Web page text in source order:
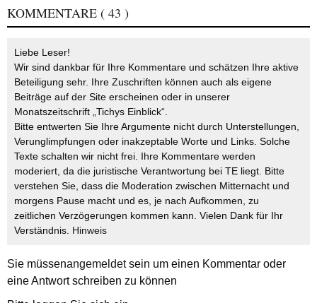
KOMMENTARE ( 43 )
Liebe Leser!
Wir sind dankbar für Ihre Kommentare und schätzen Ihre aktive
Beteiligung sehr. Ihre Zuschriften können auch als eigene
Beiträge auf der Site erscheinen oder in unserer
Monatszeitschrift „Tichys Einblick“.
Bitte entwerten Sie Ihre Argumente nicht durch Unterstellungen,
Verunglimpfungen oder inakzeptable Worte und Links. Solche
Texte schalten wir nicht frei. Ihre Kommentare werden
moderiert, da die juristische Verantwortung bei TE liegt. Bitte
verstehen Sie, dass die Moderation zwischen Mitternacht und
morgens Pause macht und es, je nach Aufkommen, zu
zeitlichen Verzögerungen kommen kann. Vielen Dank für Ihr
Verständnis. Hinweis
Sie müssenangemeldetsein um einen Kommentar oder
eine Antwort schreiben zu können